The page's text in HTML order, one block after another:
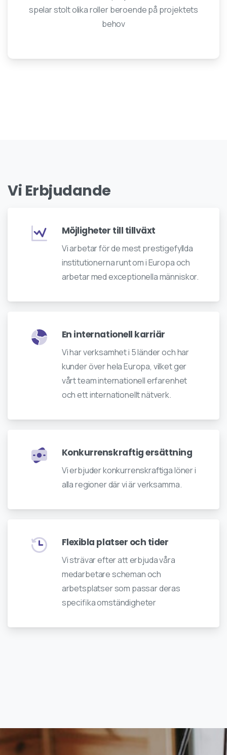
spelar stolt olika roller beroende på projektets
behov
Vi Erbjudande
Möjligheter till tillväxt
Vi arbetar för de mest prestigefyllda
institutionerna runt om i Europa och
arbetar med exceptionella människor.
En internationell karriär
Vi har verksamhet i 5 länder och har
kunder över hela Europa, vilket ger
vårt team internationell erfarenhet
och ett internationellt nätverk.
Konkurrenskraftig ersättning
Vi erbjuder konkurrenskraftiga löner i
alla regioner där vi är verksamma.
Flexibla platser och tider
Vi strävar efter att erbjuda våra
medarbetare scheman och
arbetsplatser som passar deras
specifika omständigheter